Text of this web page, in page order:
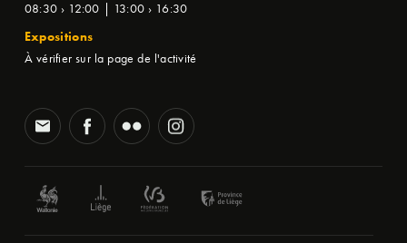
08:30 › 12:00 | 13:00 › 16:30
Expositions
À vérifier sur la page de l'activité